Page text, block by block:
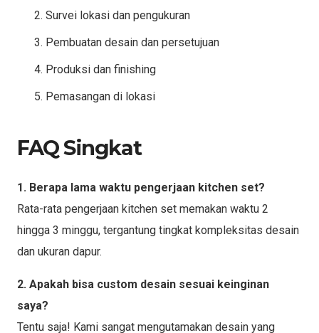
Survei lokasi dan pengukuran
Pembuatan desain dan persetujuan
Produksi dan finishing
Pemasangan di lokasi
FAQ Singkat
1. Berapa lama waktu pengerjaan kitchen set?
Rata-rata pengerjaan kitchen set memakan waktu 2
hingga 3 minggu, tergantung tingkat kompleksitas desain
dan ukuran dapur.
2. Apakah bisa custom desain sesuai keinginan
saya?
Tentu saja! Kami sangat mengutamakan desain yang